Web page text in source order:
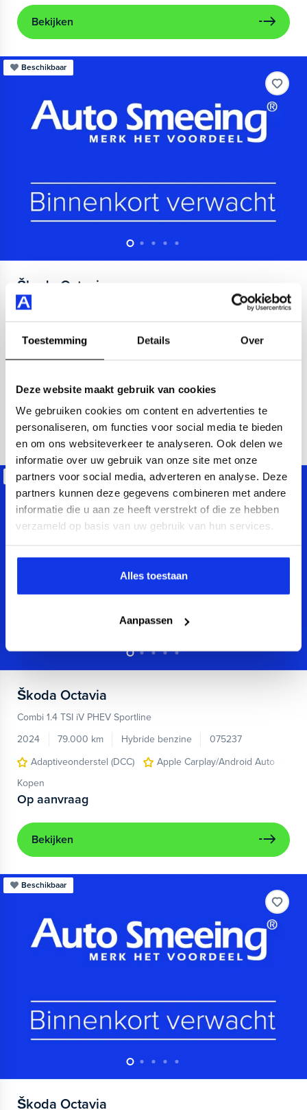
Toestemming Details Over
Deze website maakt gebruik van cookies
We gebruiken cookies om content en advertenties te
personaliseren, om functies voor social media te bieden
en om ons websiteverkeer te analyseren. Ook delen we
informatie over uw gebruik van onze site met onze
partners voor social media, adverteren en analyse. Deze
partners kunnen deze gegevens combineren met andere
informatie die u aan ze heeft verstrekt of die ze hebben
verzameld op basis van uw gebruik van hun services.
Alles toestaan
Aanpassen
Bekijken
Beschikbaar
Škoda Octavia
Combi 1.4 TSI iV PHEV Ambition
Op aanvraag
Bekijken
Beschikbaar
Škoda Octavia
Combi 1.4 TSI iV PHEV Sportline
2024
79.000 km Hybride benzine
075237
Adaptiveonderstel (DCC)
Apple Carplay/Android Auto
Kopen
Op aanvraag
Bekijken
Beschikbaar
Škoda Octavia